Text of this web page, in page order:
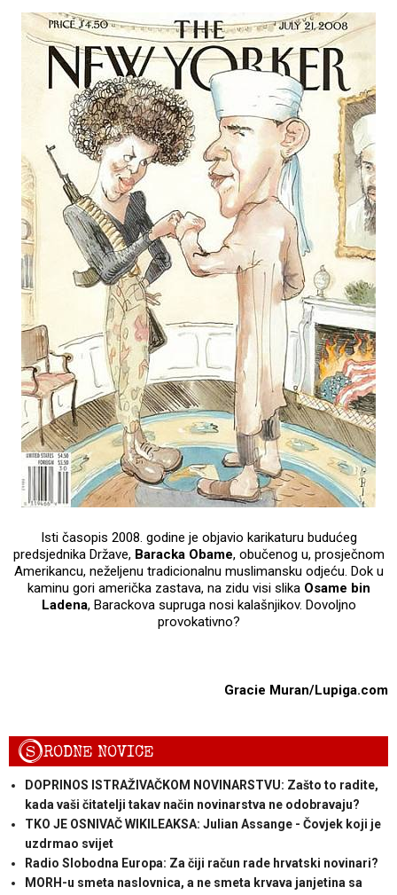
Isti časopis 2008. godine je objavio karikaturu budućeg
predsjednika Države, Baracka Obame, obučenog u, prosječnom
Amerikancu, neželjenu tradicionalnu muslimansku odjeću. Dok u
kaminu gori američka zastava, na zidu visi slika Osame bin
Ladena, Barackova supruga nosi kalašnjikov. Dovoljno
provokativno?
Gracie Muran/Lupiga.com
SRODNE NOVICE
DOPRINOS ISTRAŽIVAČKOM NOVINARSTVU: Zašto to radite,
kada vaši čitatelji takav način novinarstva ne odobravaju?
TKO JE OSNIVAČ WIKILEAKSA: Julian Assange - Čovjek koji je
uzdrmao svijet
Radio Slobodna Europa: Za čiji račun rade hrvatski novinari?
MORH-u smeta naslovnica, a ne smeta krvava janjetina sa